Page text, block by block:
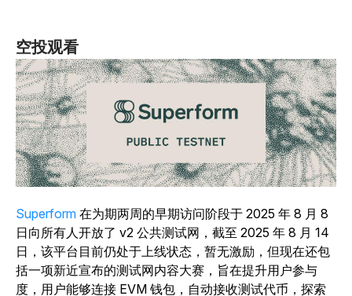
空投观看
Superform 在为期两周的早期访问阶段于 2025 年 8 月 8
日向所有人开放了 v2 公共测试网，截至 2025 年 8 月 14
日，该平台目前仍处于上线状态，暂无激励，但现在还包
括一项新近宣布的测试网内容大赛，旨在提升用户参与
度，用户能够连接 EVM 钱包，自动接收测试代币，探索